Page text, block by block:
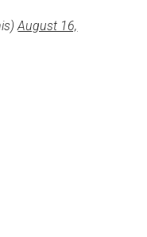
August 16,